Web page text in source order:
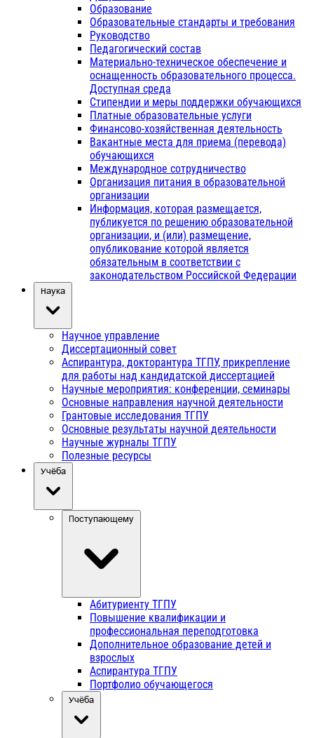
Образование
Образовательные стандарты и требования
Руководство
Педагогический состав
Материально-техническое обеспечение и
оснащенность образовательного процесса.
Доступная среда
Стипендии и меры поддержки обучающихся
Платные образовательные услуги
Финансово-хозяйственная деятельность
Вакантные места для приема (перевода)
обучающихся
Международное сотрудничество
Организация питания в образовательной
организации
Информация, которая размещается,
публикуется по решению образовательной
организации, и (или) размещение,
опубликование которой является
обязательным в соответствии с
законодательством Российской Федерации
Наука
Научное управление
Диссертационный совет
Аспирантура, докторантура ТГПУ, прикрепление
для работы над кандидатской диссертацией
Научные мероприятия: конференции, семинары
Основные направления научной деятельности
Грантовые исследования ТГПУ
Основные результаты научной деятельности
Научные журналы ТГПУ
Полезные ресурсы
Учёба
Поступающему
Абитуриенту ТГПУ
Повышение квалификации и
профессиональная переподготовка
Дополнительное образование детей и
взрослых
Аспирантура ТГПУ
Портфолио обучающегося
Учёба